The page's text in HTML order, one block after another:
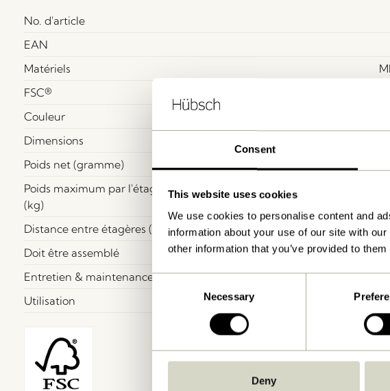
Consent
This website uses cookies
We use cookies to personalise content and
information about your use of our site with
other information that you’ve provided to
Consent
Necessary
Deny
No. d'article
EAN
Matériels
FSC®
Couleur
Dimensions
Poids net (gramme)
Poids maximum par l'étagère
(kg)
Distance entre étagères (cm)
Doit être assemblé
Entretien & maintenance
Utilisation